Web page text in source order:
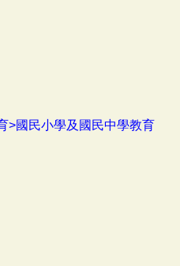
>國民小學及國民中學教育